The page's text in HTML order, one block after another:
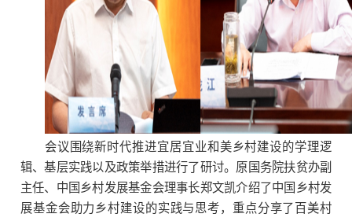
会议围绕新时代推进宜居宜业和美乡村建设的学理逻
辑、基层实践以及政策举措进行了研讨。原国务院扶贫办副
主任、中国乡村发展基金会理事长郑文凯介绍了中国乡村发
展基金会助力乡村建设的实践与思考，重点分享了百美村